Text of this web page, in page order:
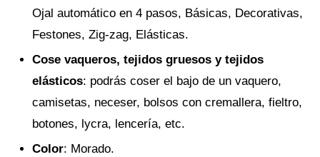
Ojal automático en 4 pasos, Básicas, Decorativas,
Festones, Zig-zag, Elásticas.
Cose vaqueros, tejidos gruesos y tejidos
elásticos: podrás coser el bajo de un vaquero,
camisetas, neceser, bolsos con cremallera, fieltro,
botones, lycra, lencería, etc.
Color: Morado.